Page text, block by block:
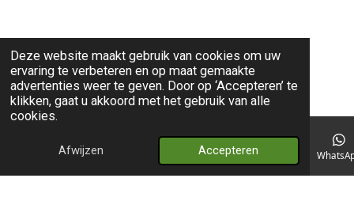
Deze website maakt gebruik van cookies om uw
ervaring te verbeteren en op maat gemaakte
advertenties weer te geven. Door op ‘Accepteren’ te
klikken, gaat u akkoord met het gebruik van alle
cookies.
Afwijzen Accepteren
E-mailadres Kaart